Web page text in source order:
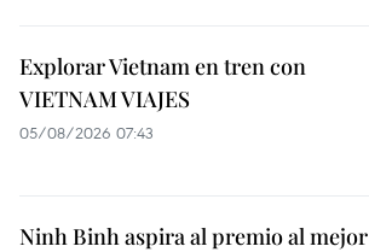
Explorar Vietnam en tren con
VIETNAM VIAJES
05/08/2026 07:43
Ninh Binh aspira al premio al mejor